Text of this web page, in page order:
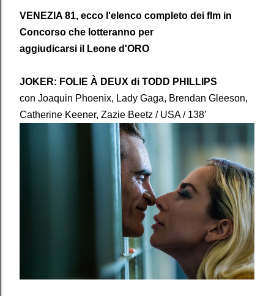
VENEZIA 81, ecco l'elenco completo dei flm in
Concorso che lotteranno per
aggiudicarsi il Leone d'ORO
JOKER: FOLIE À DEUX di TODD PHILLIPS
con Joaquin Phoenix, Lady Gaga, Brendan Gleeson,
Catherine Keener, Zazie Beetz / USA / 138’